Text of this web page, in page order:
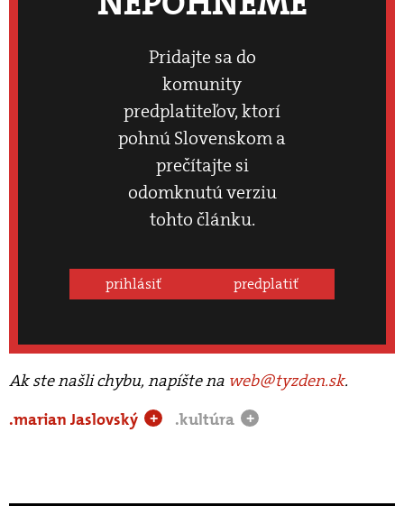
Pridajte sa do
komunity
predplatiteľov, ktorí
pohnú Slovenskom a
prečítajte si
odomknutú verziu
tohto článku.
prihlásiť predplatiť
Ak ste našli chybu, napíšte na web@tyzden.sk.
.marian Jaslovský
+ .kultúra +